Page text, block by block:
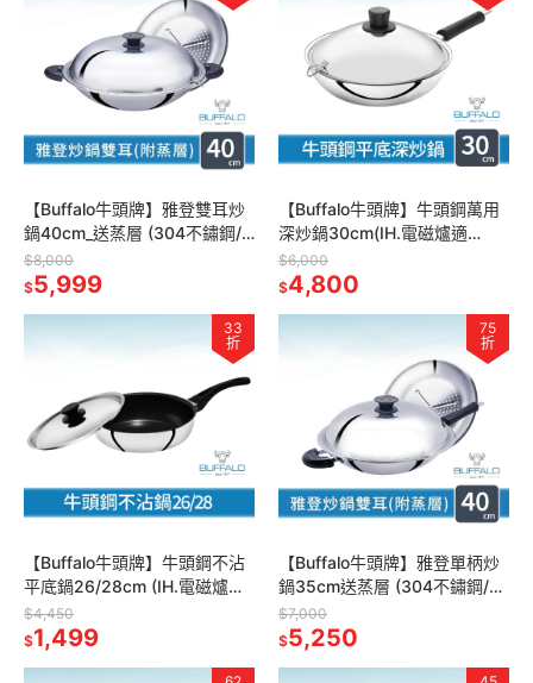
【Buffalo牛頭牌】雅登雙耳炒
鍋40cm_送蒸層 (304不鏽鋼/
大炒鍋/中華炒鍋/炒菜鍋/深炒
鍋)
$8,000
$5,999
【Buffalo牛頭牌】牛頭鋼萬用
深炒鍋30cm(IH.電磁爐適
用/304不鏽鋼/中華炒鍋)
$6,000
$4,800
33
折
【Buffalo牛頭牌】牛頭鋼不沾
平底鍋26/28cm (IH.電磁爐可
/ 304不鏽鋼 / SGS檢驗合格)
$4,450
$1,499
75
折
【Buffalo牛頭牌】雅登單柄炒
鍋35cm送蒸層 (304不鏽鋼/中
華炒鍋/炒菜鍋/蒸鍋)
$7,000
$5,250